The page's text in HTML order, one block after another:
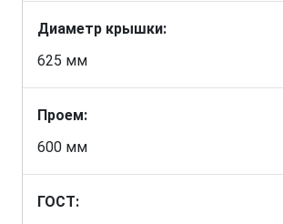
Диаметр крышки:
625 мм
Проем:
600 мм
ГОСТ: